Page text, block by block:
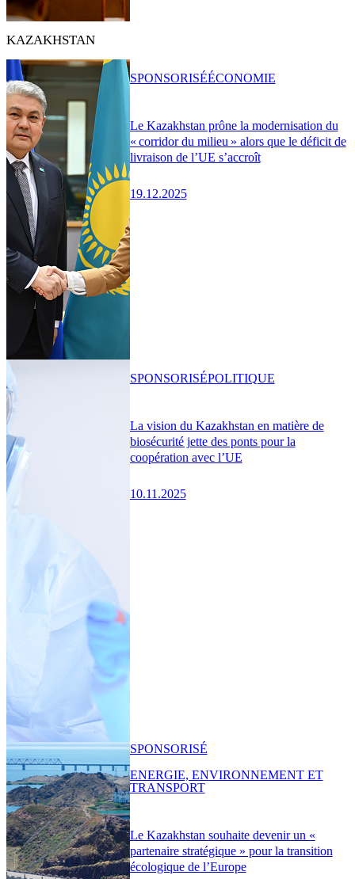
KAZAKHSTAN
Le Kazakhstan prône la modernisation du
« corridor du milieu » alors que le déficit de
livraison de l’UE s’accroît
19.12.2025
SPONSORISÉÉCONOMIE
La vision du Kazakhstan en matière de
biosécurité jette des ponts pour la
coopération avec l’UE
10.11.2025
SPONSORISÉPOLITIQUE
Le Kazakhstan souhaite devenir un «
partenaire stratégique » pour la transition
écologique de l’Europe
SPONSORISÉ
ENERGIE, ENVIRONNEMENT ET
TRANSPORT